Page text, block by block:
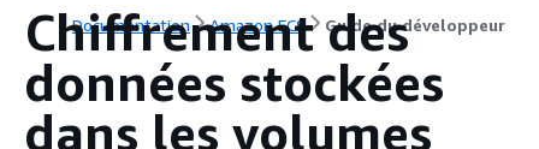
Documentation Amazon ECS Guide du développeur
Chiffrement des
données stockées
dans les volumes